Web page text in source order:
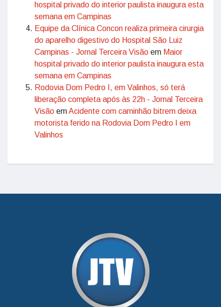
hospital privado do interior paulista inaugura esta
semana em Campinas
Equipe da Clínica Concon realiza primeira cirurgia
do aparelho digestivo do Hospital São Luiz
Campinas - Jornal Terceira Visão em Maior
hospital privado do interior paulista inaugura esta
semana em Campinas
Rodovia Dom Pedro I, em Valinhos, só terá
liberação completa após às 22h - Jornal Terceira
Visão emAcidente com caminhão bitrem deixa
motorista ferido na Rodovia Dom Pedro I em
Valinhos